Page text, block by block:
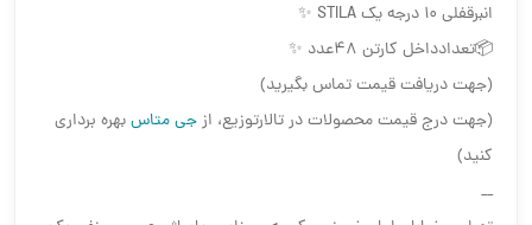
انبرقفلی ۱۰ درجه یک STILA ✨
📦تعدادداخل کارتن ۴۸عدد ✨
(جهت دریافت قیمت تماس بگیرید)
(جهت درج قیمت محصولات در تالارتوزیع، ازجی متاسبهره برداری
کنید)
__